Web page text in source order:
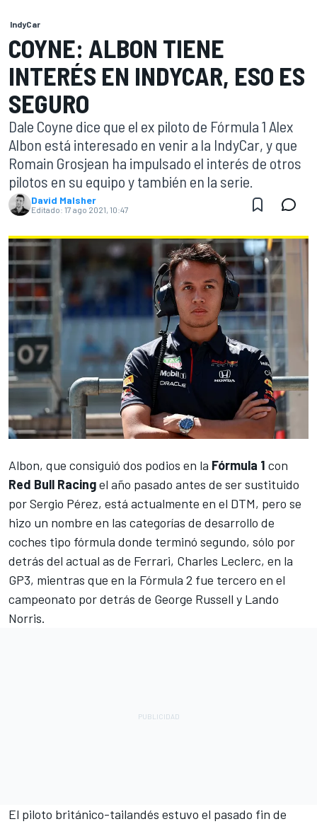
IndyCar
COYNE: ALBON TIENE
INTERÉS EN INDYCAR, ESO ES
SEGURO
Dale Coyne dice que el ex piloto de Fórmula 1 Alex
Albon está interesado en venir a la IndyCar, y que
Romain Grosjean ha impulsado el interés de otros
pilotos en su equipo y también en la serie.
David Malsher
Editado: 17 ago 2021, 10:47
Albon, que consiguió dos podios en la Fórmula 1 con
Red Bull Racingel año pasado antes de ser sustituido
por Sergio Pérez, está actualmente en el DTM, pero se
hizo un nombre en las categorías de desarrollo de
coches tipo fórmula donde terminó segundo, sólo por
detrás del actual as de Ferrari, Charles Leclerc, en la
GP3, mientras que en la Fórmula 2 fue tercero en el
campeonato por detrás de George Russell y Lando
Norris.
El piloto británico-tailandés estuvo el pasado fin de